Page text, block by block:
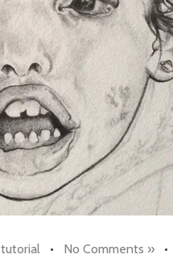
tutorial • No Comments »